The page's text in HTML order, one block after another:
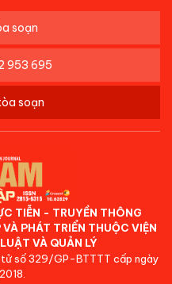
soạn
953 695
soạn
TIỄN - TRUYỀN THÔNG
PHÁT TRIỂN THUỘC VIỆN
VÀ QUẢN LÝ
số 329/GP-BTTTT cấp ngày